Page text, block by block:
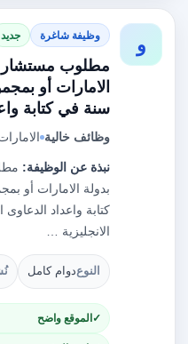
و وظيفة شاغرة جديد
مطلوب مستشار
سنة في كتابة
وظائف خالية
نبذة عن الوظيفة:
كتابة واعداد الدعاوى
الانجليزية …
النوعدوام كامل
الموقع واضح